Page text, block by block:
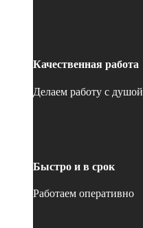
Качественная работа
Делаем работу с душой
Быстро и в срок
Работаем оперативно